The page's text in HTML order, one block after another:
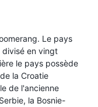
Le pays
en vingt
le pays possède
la Croatie
de l'ancienne
la Bosnie-